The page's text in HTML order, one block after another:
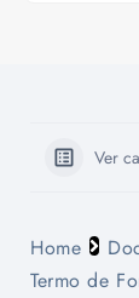
Ver
Home
Termo de